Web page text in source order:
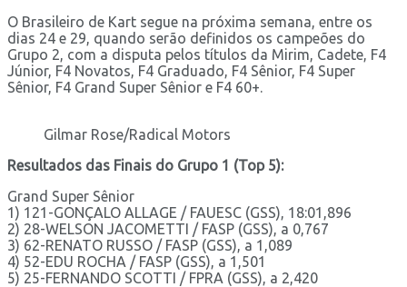
O Brasileiro de Kart segue na próxima semana, entre os
dias 24 e 29, quando serão definidos os campeões do
Grupo 2, com a disputa pelos títulos da Mirim, Cadete, F4
Júnior, F4 Novatos, F4 Graduado, F4 Sênior, F4 Super
Sênior, F4 Grand Super Sênior e F4 60+.
Gilmar Rose/Radical Motors
Resultados das Finais do Grupo 1 (Top 5):
Grand Super Sênior
1) 121-GONÇALO ALLAGE / FAUESC (GSS), 18:01,896
2) 28-WELSON JACOMETTI / FASP (GSS), a 0,767
3) 62-RENATO RUSSO / FASP (GSS), a 1,089
4) 52-EDU ROCHA / FASP (GSS), a 1,501
5) 25-FERNANDO SCOTTI / FPRA (GSS), a 2,420